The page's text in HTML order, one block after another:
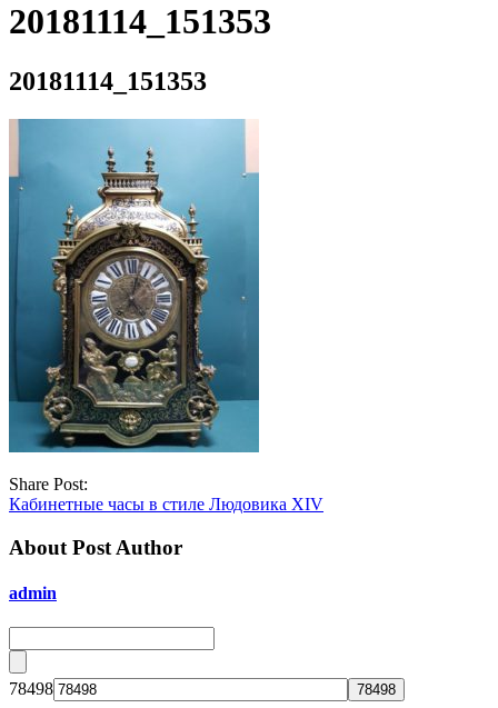
20181114_151353
20181114_151353
Share Post:
Кабинетные часы в стиле Людовика XIV
About Post Author
admin
78498